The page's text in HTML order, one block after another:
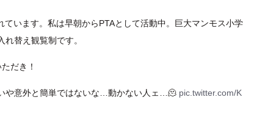
ています。私は早朝からPTAとして活動中。巨大マンモス小学
替え観覧制です。
だき！
や意外と簡単ではないな…動かない人ェ…🫠 pic.twitter.com/K